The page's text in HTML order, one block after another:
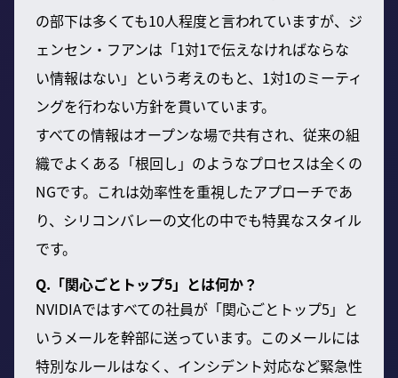
の部下は多くても10人程度と言われていますが、ジ
ェンセン・フアンは「1対1で伝えなければならな
い情報はない」という考えのもと、1対1のミーティ
ングを行わない方針を貫いています。
すべての情報はオープンな場で共有され、従来の組
織でよくある「根回し」のようなプロセスは全くの
NGです。これは効率性を重視したアプローチであ
り、シリコンバレーの文化の中でも特異なスタイル
です。
Q.「関心ごとトップ5」とは何か？
NVIDIAではすべての社員が「関心ごとトップ5」と
いうメールを幹部に送っています。このメールには
特別なルールはなく、インシデント対応など緊急性